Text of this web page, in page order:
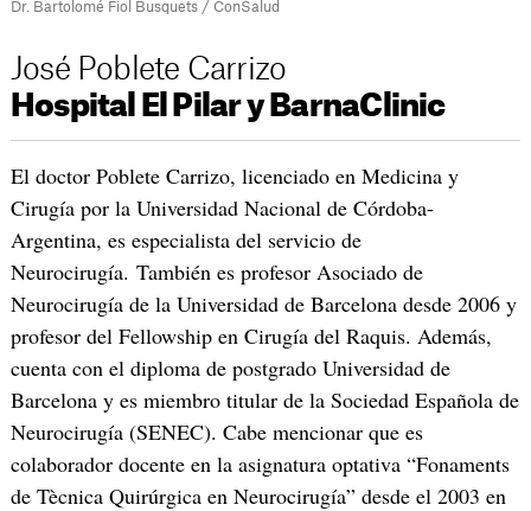
Dr. Bartolomé Fiol Busquets / ConSalud
José Poblete Carrizo
Hospital El Pilar y BarnaClinic
El doctor Poblete Carrizo, licenciado en Medicina y
Cirugía por la Universidad Nacional de Córdoba-
Argentina, es especialista del servicio de
Neurocirugía. También es profesor Asociado de
Neurocirugía de la Universidad de Barcelona desde 2006 y
profesor del Fellowship en Cirugía del Raquis. Además,
cuenta con el diploma de postgrado Universidad de
Barcelona y es miembro titular de la Sociedad Española de
Neurocirugía (SENEC). Cabe mencionar que es
colaborador docente en la asignatura optativa “Fonaments
de Tècnica Quirúrgica en Neurocirugía” desde el 2003 en